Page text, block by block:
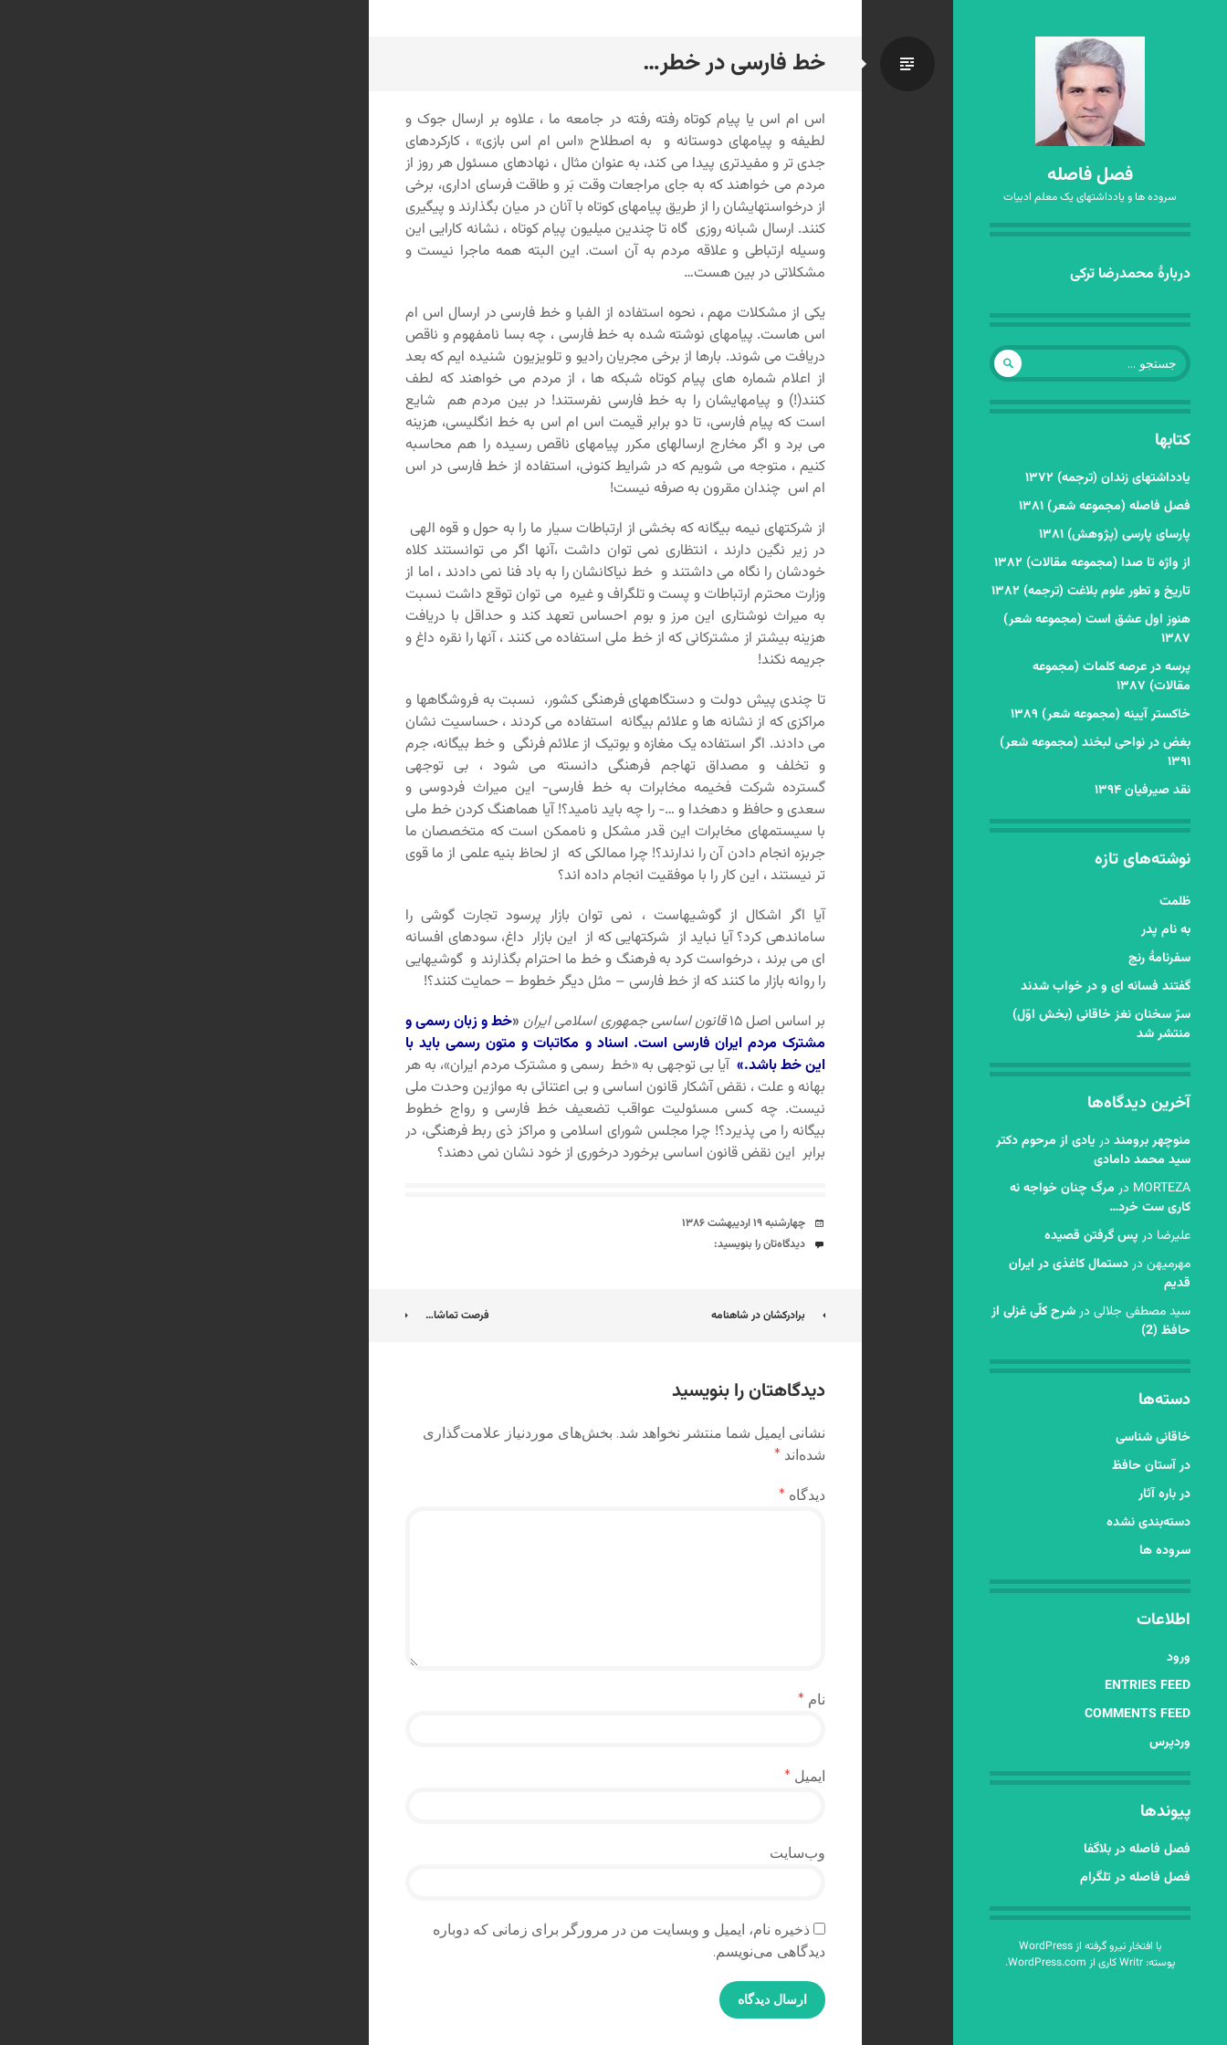
فصل فاصله
سروده ها و یادداشتهای یک معلم ادبیات
رفتن
نوشته‌ها
دربارهٔ محمدرضا ترکی
جستجو
برای:
کتابها
یادداشتهای زندان (ترجمه) ۱۳۷۲
فصل فاصله (مجموعه شعر) ۱۳۸۱
پارسای پارسی (پژوهش) ۱۳۸۱
از واژه تا صدا (مجموعه مقالات) ۱۳۸۲
تاریخ و تطور علوم بلاغت (ترجمه) ۱۳۸۲
هنوز اول عشق است (مجموعه شعر)
۱۳۸۷
پرسه در عرصه کلمات (مجموعه
مقالات) ۱۳۸۷
خاکستر آیینه (مجموعه شعر) ۱۳۸۹
بغض در نواحی لبخند (مجموعه شعر)
۱۳۹۱
نقد صیرفیان ۱۳۹۴
نوشته‌های تازه
ظلمت
به نام پدر
سفرنامۀ رنج
گفتند فسانه ای و در خواب شدند
سرّ سخنان نغز خاقانی (بخش اوّل)
منتشر شد
آخرین دیدگاه‌ها
منوچهر برومند در یادی از مرحوم دکتر
سید محمد دامادی
MORTEZA در مرگ چنان خواجه نه
کاری ست خرد…
عليرضا در پس گرفتن قصیده
مهرمیهن دردستمال کاغذی در ایران
قدیم
سید مصطفی جلالی درشرح کلّی غزلی از
حافظ (2)
دسته‌ها
خاقانی شناسی
در آستان حافظ
در باره آثار
دسته‌بندی نشده
سروده ها
اطلاعات
ورود
ENTRIES FEED
COMMENTS FEED
وردپرس
پیوندها
فصل فاصله در بلاگفا
فصل فاصله در تلگرام
با افتخار نیرو گرفته از WordPress
پوسته: Writr کاری از
WordPress.com
.
خط فارسی در خطر…استاندارد
اس ام اس یا پیام کوتاه رفته رفته در جامعه ما ، علاوه بر ارسال جوک و
لطیفه و پیامهای دوستانه و به اصطلاح «اس ام اس بازی» ، کارکردهای
جدی تر و مفیدتری پیدا می کند، به عنوان مثال ، نهادهای مسئول هر روز از
مردم می خواهند که به جای مراجعات وقت بَر و طاقت فرسای اداری، برخی
از درخواستهایشان را از طریق پیامهای کوتاه با آنان در میان بگذارند و پیگیری
کنند. ارسال شبانه روزی گاه تا چندین میلیون پیام کوتاه ، نشانه کارایی این
وسیله ارتباطی و علاقه مردم به آن است. این البته همه ماجرا نیست و
مشکلاتی در بین هست…
یکی از مشکلات مهم ، نحوه استفاده از الفبا و خط فارسی در ارسال اس ام
اس هاست. پیامهای نوشته شده به خط فارسی ، چه بسا نامفهوم و ناقص
دریافت می شوند. بارها از برخی مجریان رادیو و تلویزیون شنیده ایم که بعد
از اعلام شماره های پیام کوتاه شبکه ها ، از مردم می خواهند که لطف
کنند(!) و پیامهایشان را به خط فارسی نفرستند! در بین مردم هم شایع
است که پیام فارسی، تا دو برابر قیمت اس ام اس به خط انگلیسی، هزینه
می برد و اگر مخارج ارسالهای مکرر پیامهای ناقص رسیده را هم محاسبه
کنیم ، متوجه می شویم که در شرایط کنونی، استفاده از خط فارسی در اس
ام اس چندان مقرون به صرفه نیست!
از شرکتهای نیمه بیگانه که بخشی از ارتباطات سیار ما را به حول و قوه الهی
در زیر نگین دارند ، انتظاری نمی توان داشت ،آنها اگر می توانستند کلاه
خودشان را نگاه می داشتند و خط نیاکانشان را به باد فنا نمی دادند ، اما از
وزارت محترم ارتباطات و پست و تلگراف و غیره می توان توقع داشت نسبت
به میراث نوشتاری این مرز و بوم احساس تعهد کند و حداقل با دریافت
هزینه بیشتر از مشترکانی که از خط ملی استفاده می کنند ، آنها را نقره داغ و
جریمه نکند!
تا چندی پیش دولت و دستگاههای فرهنگی کشور، نسبت به فروشگاهها و
مراکزی که از نشانه ها و علائم بیگانه استفاده می کردند ، حساسیت نشان
می دادند. اگر استفاده یک مغازه و بوتیک از علائم فرنگی و خط بیگانه، جرم
و تخلف و مصداق تهاجم فرهنگی دانسته می شود ، بی توجهی
گسترده شرکت فخیمه مخابرات به خط فارسی- این میراث فردوسی و
سعدی و حافظ و دهخدا و …- را چه باید نامید؟! آیا هماهنگ کردن خط ملی
با سیستمهای مخابرات این قدر مشکل و ناممکن است که متخصصان ما
جربزه انجام دادن آن را ندارند؟! چرا ممالکی که از لحاظ بنیه علمی از ما قوی
تر نیستند ، این کار را با موفقیت انجام داده اند؟
آیا اگر اشکال از گوشیهاست ، نمی توان بازار پرسود تجارت گوشی را
ساماندهی کرد؟ آیا نباید از شرکتهایی که از این بازار داغ، سودهای افسانه
ای می برند ، درخواست کرد به فرهنگ و خط ما احترام بگذارند و گوشیهایی
را روانه بازار ما کنند که از خط فارسی – مثل دیگر خطوط – حمایت کنند؟!
بر اساس اصل ۱۵
قانون اساسی جمهوری اسلامی ایران «خط و زبان رسمی و
مشترک مردم ایران فارسی است. اسناد و مکاتبات و متون رسمی باید با
این خط باشد.» آیا بی توجهی به «خط رسمی و مشترک مردم ایران»، به هر
بهانه و علت ، نقض آشکار قانون اساسی و بی اعتنائی به موازین وحدت ملی
نیست. چه کسی مسئولیت عواقب تضعیف خط فارسی و رواج خطوط
بیگانه را می پذیرد؟! چرا مجلس شورای اسلامی و مراکز ذی ربط فرهنگی، در
برابر این نقض قانون اساسی برخورد درخوری از خود نشان نمی دهند؟
تاریخ
چهارشنبه ۱۹ اردیبهشت ۱۳۸۶
دیدگاه‌ها
دیدگاه‌تان را بنویسید:
ناوبری
برادرکشان در شاهنامه فرصت تماشا…
دیدگاهتان را بنویسید
نشانی ایمیل شما منتشر نخواهد شد. بخش‌های موردنیاز علامت‌گذاری
شده‌اند *
دیدگاه *
نام *
ایمیل *
وب‌سایت
ذخیره نام، ایمیل و وبسایت من در مرورگر برای زمانی که دوباره
دیدگاهی می‌نویسم.